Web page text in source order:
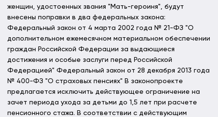
женщин, удостоенных звания "Мать-героиня", будут
внесены поправки в два федеральных закона:
Федеральный закон от 4 марта 2002 года № 21-ФЗ "О
дополнительном ежемесячном материальном обеспечении
граждан Российской Федерации за выдающиеся
достижения и особые заслуги перед Российской
Федерацией" Федеральный закон от 28 декабря 2013 года
№ 400-ФЗ "О страховых пенсиях" В законопроекте
предлагается исключить действующее ограничение на
зачет периода ухода за детьми до 1,5 лет при расчете
пенсионного стажа. В соответствии с действующим